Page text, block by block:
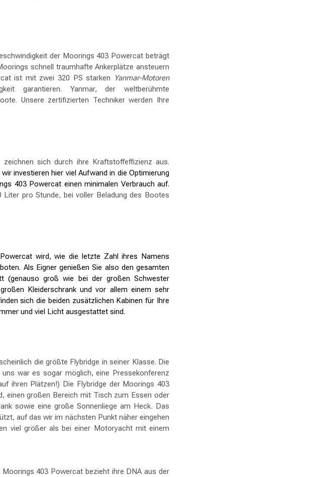
der Moorings 403 Powercat beträgt
schnell traumhafte Ankerplätze ansteuern
ist mit zwei 320 PS starken
Yanmar-Motoren
garantieren. Yanmar, der weltberühmte
Unsere zertifizierten Techniker werden Ihre
zeichnen sich durch ihre Kraftstoffeffizienz aus.
investieren hier viel Aufwand in die Optimierung
403 Powercat einen minimalen Verbrauch auf.
pro Stunde, bei voller Beladung des Bootes
wird, wie die letzte Zahl ihres Namens
Als Eigner genießen Sie also den gesamten
(genauso groß wie bei der großen Schwester
Kleiderschrank und vor allem einem sehr
sich die beiden zusätzlichen Kabinen für Ihre
und viel Licht ausgestattet sind.
die größte Flybridge in seiner Klasse. Die
war es sogar möglich, eine Pressekonferenz
ihren Plätzen!) Die Flybridge der Moorings 403
einen großen Bereich mit Tisch zum Essen oder
sowie eine große Sonnenliege am Heck. Das
auf das wir im nächsten Punkt näher eingehen
viel größer als bei einer Motoryacht mit einem
Moorings 403 Powercat bezieht ihre DNA aus der